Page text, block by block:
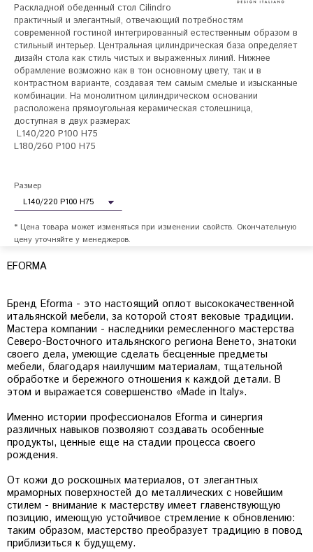
Раскладной обеденный стол Cilindro
практичный и элегантный, отвечающий потребностям
современной гостиной интегрированный естественным образом в
стильный интерьер. Центральная цилиндрическая база определяет
дизайн стола как стиль чистых и выраженных линий. Нижнее
обрамление возможно как в тон основному цвету, так и в
контрастном варианте, создавая тем самым смелые и изысканные
комбинации. На монолитном цилиндрическом основании
расположена прямоугольная керамическая столешница,
доступная в двух размерах:
L180/260 P100 H75
Размер
* Цена товара может изменяться при изменении свойств. Окончательную
цену уточняйте у менеджеров.
EFORMA
Бренд Eforma - это настоящий оплот высококачественной
итальянской мебели, за которой стоят вековые традиции.
Мастера компании - наследники ремесленного мастерства
Северо-Восточного итальянского региона Венето, знатоки
своего дела, умеющие сделать бесценные предметы
мебели, благодаря наилучшим материалам, тщательной
обработке и бережного отношения к каждой детали. В
этом и выражается совершенство «Made in Italy».
Именно истории профессионалов Eforma и синергия
различных навыков позволяют создавать особенные
продукты, ценные еще на стадии процесса своего
рождения.
От кожи до роскошных материалов, от элегантных
мраморных поверхностей до металлических с новейшим
стилем - внимание к мастерству имеет главенствующую
позицию, имеющую устойчивое стремление к обновлению:
таким образом, мастерство преобразует традицию в повод
приблизиться к будущему.